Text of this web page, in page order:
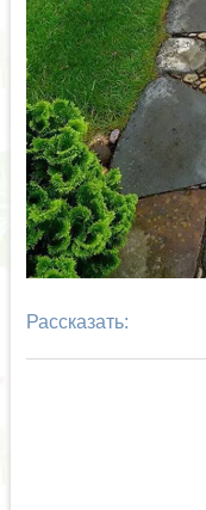
Рассказать: